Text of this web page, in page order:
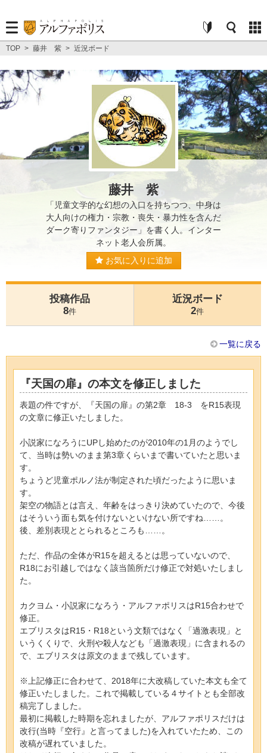
TOP > 藤井 紫 > 近況ボード
藤井 紫
「児童文学的な幻想の入口を持ちつつ、中身は
大人向けの権力・宗教・喪失・暴力性を含んだ
ダーク寄りファンタジー」を書く人。インター
ネット老人会所属。
お気に入りに追加
投稿作品
8件
近況ボード
2件
一覧に戻る
『天国の扉』の本文を修正しました
表題の件ですが、『天国の扉』の第2章 18-3 をR15表現
の文章に修正いたしました。
小説家になろうにUPし始めたのが2010年の1月のようでし
て、当時は勢いのまま第3章くらいまで書いていたと思いま
す。
ちょうど児童ポルノ法が制定された頃だったように思いま
す。
架空の物語とは言え、年齢をはっきり決めていたので、今後
はそういう面も気を付けないといけない所ですね……。
後、差別表現ととられるところも……。
ただ、作品の全体がR15を超えるとは思っていないので、
R18にお引越しではなく該当箇所だけ修正で対処いたしまし
た。
カクヨム・小説家になろう・アルファポリスはR15合わせで
修正。
エブリスタはR15・R18という文類ではなく「過激表現」と
いうくくりで、火刑や殺人なども「過激表現」に含まれるの
で、エブリスタは原文のままで残しています。
※上記修正に合わせて、2018年に大改稿していた本文も全て
修正いたしました。これで掲載している４サイトとも全部改
稿完了しました。
最初に掲載した時期を忘れましたが、アルファポリスだけは
改行(当時『空行』と言ってました)を入れていたため、この
改稿が遅れていました。